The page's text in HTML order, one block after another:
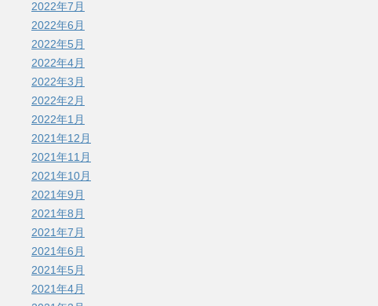
2022年7月
2022年6月
2022年5月
2022年4月
2022年3月
2022年2月
2022年1月
2021年12月
2021年11月
2021年10月
2021年9月
2021年8月
2021年7月
2021年6月
2021年5月
2021年4月